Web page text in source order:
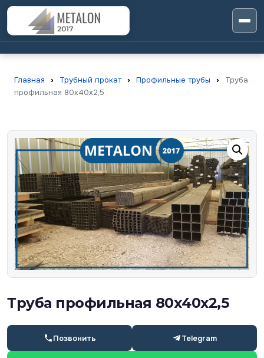
Главная › Трубный прокат › Профильные трубы ›
Труба
профильная 80х40х2,5
Труба профильная 80х40х2,5
Позвонить Telegram